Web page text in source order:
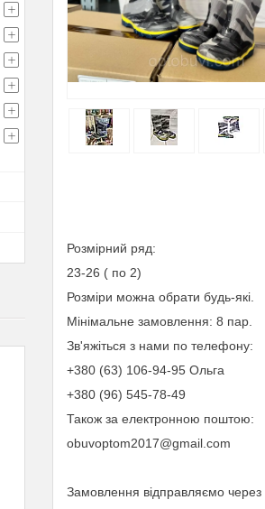
Розмірний ряд:
23-26 ( по 2)
Розміри можна обрати будь-які.
Мінімальне замовлення: 8 пар.
Зв'яжіться з нами по телефону:
+380 (63) 106-94-95 Ольга
+380 (96) 545-78-49
Також за електронною поштою:
obuvoptom2017@gmail.com
Замовлення відправляємо